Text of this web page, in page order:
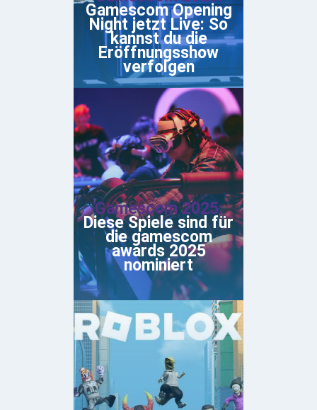
Gamescom Opening
Night jetzt Live: So
kannst du die
Eröffnungsshow
verfolgen
Gamescom 2025:
Diese Spiele sind für
die gamescom
awards 2025
nominiert